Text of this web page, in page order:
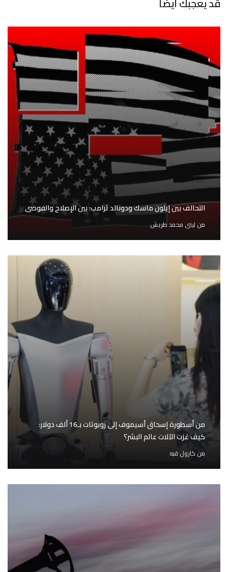
التحالف بين إيلون ماسك ودونالد ترامب: بين الإصلاح والفوضى
من لينى محمد طريش
من أسطورة إسحاق أسيموف إلى روبوتات بـ16 ألف دولار:
كيف غزت الآلات عالم البشر؟
من كارول قبه